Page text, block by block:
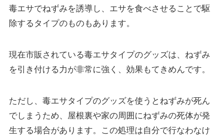
毒エサでねずみを誘導し、エサを食べさせることで駆
除するタイプのものもあります。
現在市販されている毒エサタイプのグッズは、ねずみ
を引き付ける力が非常に強く、効果もてきめんです。
ただし、毒エサタイプのグッズを使うとねずみが死ん
でしまうため、 屋根裏や家の周囲にねずみの死体が発
生する場合があります。この処理は自分で行なわなけ